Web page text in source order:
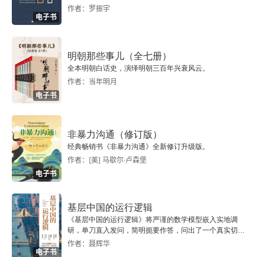
电子书
作者：罗振宇
电子书
明朝那些事儿（全七册）
全本明朝白话史，演绎明朝三百年兴衰风云。
作者：当年明月
电子书
非暴力沟通（修订版）
经典畅销书《非暴力沟通》全新修订升级版。
作者：[美] 马歇尔·卢森堡
电子书
基层中国的运行逻辑
《基层中国的运行逻辑》将严谨的数学模型嵌入实地调
研，单刀直入发问，简明扼要作答，问出了一个真实切近
的基层中国。
作者：聂辉华